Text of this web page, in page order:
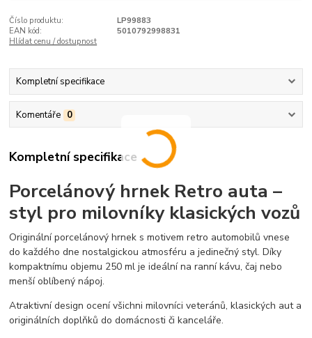
Číslo produktu:
LP99883
EAN kód:
5010792998831
Hlídat cenu / dostupnost
Kompletní specifikace
Komentáře 0
Kompletní specifikace
Porcelánový hrnek Retro auta –
styl pro milovníky klasických vozů
Originální porcelánový hrnek s motivem retro automobilů vnese
do každého dne nostalgickou atmosféru a jedinečný styl. Díky
kompaktnímu objemu 250 ml je ideální na ranní kávu, čaj nebo
menší oblíbený nápoj.
Atraktivní design ocení všichni milovníci veteránů, klasických aut a
originálních doplňků do domácnosti či kanceláře.